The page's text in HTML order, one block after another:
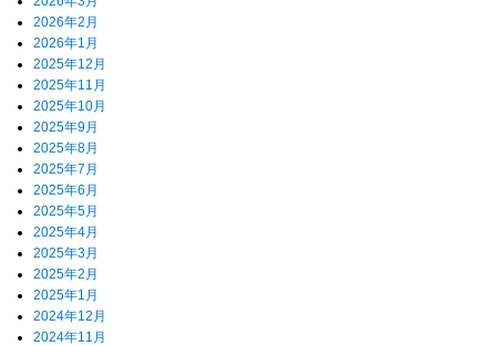
2026年2月
2026年1月
2025年12月
2025年11月
2025年10月
2025年9月
2025年8月
2025年7月
2025年6月
2025年5月
2025年4月
2025年3月
2025年2月
2025年1月
2024年12月
2024年11月